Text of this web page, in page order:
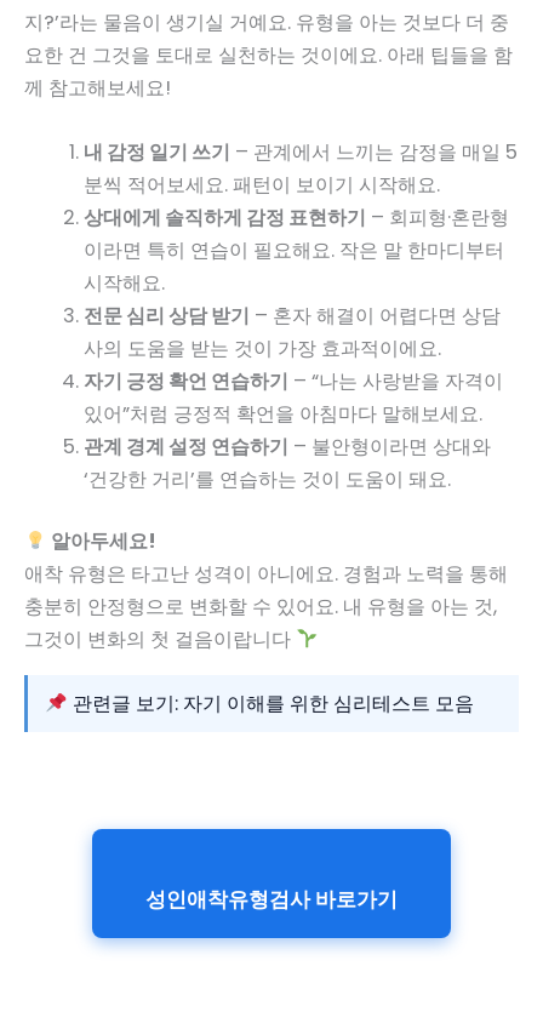
지?’라는 물음이 생기실 거예요. 유형을 아는 것보다 더 중
요한 건 그것을 토대로 실천하는 것이에요. 아래 팁들을 함
께 참고해보세요!
내 감정 일기 쓰기 – 관계에서 느끼는 감정을 매일 5
분씩 적어보세요. 패턴이 보이기 시작해요.
상대에게 솔직하게 감정 표현하기 – 회피형·혼란형
이라면 특히 연습이 필요해요. 작은 말 한마디부터
시작해요.
전문 심리 상담 받기 – 혼자 해결이 어렵다면 상담
사의 도움을 받는 것이 가장 효과적이에요.
자기 긍정 확언 연습하기 – “나는 사랑받을 자격이
있어”처럼 긍정적 확언을 아침마다 말해보세요.
관계 경계 설정 연습하기 – 불안형이라면 상대와
‘건강한 거리’를 연습하는 것이 도움이 돼요.
알아두세요!
애착 유형은 타고난 성격이 아니에요. 경험과 노력을 통해
충분히 안정형으로 변화할 수 있어요. 내 유형을 아는 것,
그것이 변화의 첫 걸음이랍니다
관련글 보기: 자기 이해를 위한 심리테스트 모음
성인애착유형검사 바로가기